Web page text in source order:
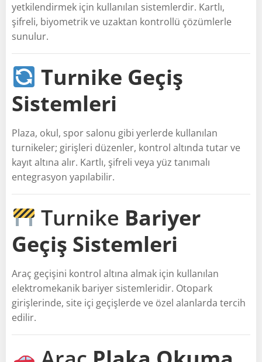
yetkilendirmek için kullanılan sistemlerdir. Kartlı,
şifreli, biyometrik ve uzaktan kontrollü çözümlerle
sunulur.
Turnike Geçiş
Sistemleri
Plaza, okul, spor salonu gibi yerlerde kullanılan
turnikeler; girişleri düzenler, kontrol altında tutar ve
kayıt altına alır. Kartlı, şifreli veya yüz tanımalı
entegrasyon yapılabilir.
Turnike Bariyer
Geçiş Sistemleri
Araç geçişini kontrol altına almak için kullanılan
elektromekanik bariyer sistemleridir. Otopark
girişlerinde, site içi geçişlerde ve özel alanlarda tercih
edilir.